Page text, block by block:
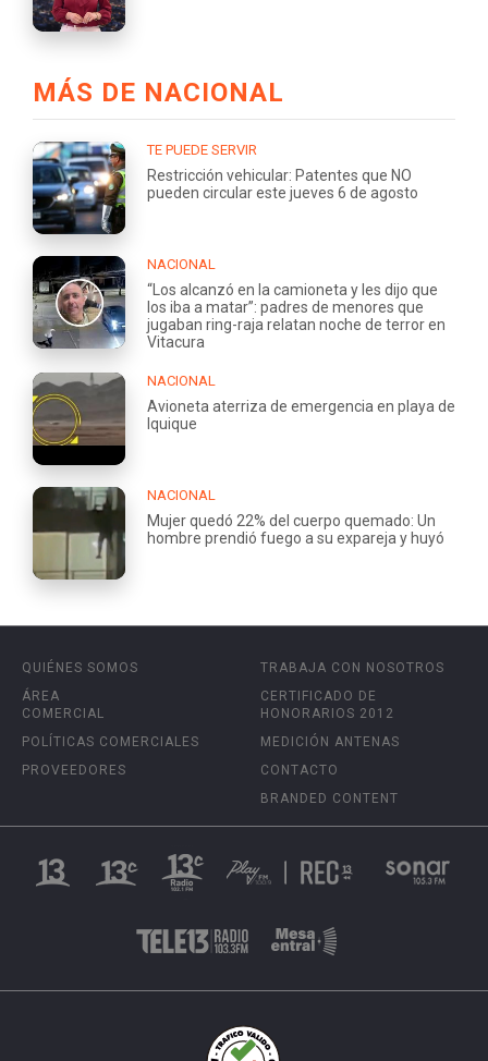
MÁS DE NACIONAL
TE PUEDE SERVIR
Restricción vehicular: Patentes que NO
pueden circular este jueves 6 de agosto
NACIONAL
“Los alcanzó en la camioneta y les dijo que
los iba a matar”: padres de menores que
jugaban ring-raja relatan noche de terror en
Vitacura
NACIONAL
Avioneta aterriza de emergencia en playa de
Iquique
NACIONAL
Mujer quedó 22% del cuerpo quemado: Un
hombre prendió fuego a su expareja y huyó
QUIÉNES SOMOS
ÁREA
COMERCIAL
POLÍTICAS COMERCIALES
PROVEEDORES
TRABAJA CON NOSOTROS
CERTIFICADO DE
HONORARIOS 2012
MEDICIÓN ANTENAS
CONTACTO
BRANDED CONTENT